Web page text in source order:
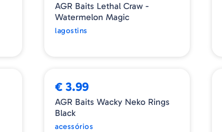
AGR Baits Lethal Craw -
Watermelon Magic
lagostins
€ 3.99
AGR Baits Wacky Neko Rings
Black
acessórios